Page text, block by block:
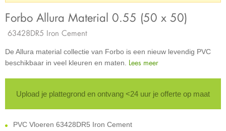
Forbo Allura Material 0.55 (50 x 50)
63428DR5 Iron Cement
De Allura material collectie van Forbo is een nieuw levendig PVC
beschikbaar in veel kleuren en maten. Lees meer
Upload je plattegrond en ontvang <24 uur je offerte op maat
PVC Vloeren 63428DR5 Iron Cement